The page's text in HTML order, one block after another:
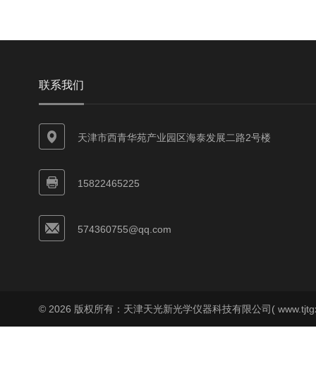
联系我们
天津市西青华苑产业园区海泰发展二路2号楼
15822465225
574360755@qq.com
© 2026 版权所有：天津天光新光学仪器科技有限公司(